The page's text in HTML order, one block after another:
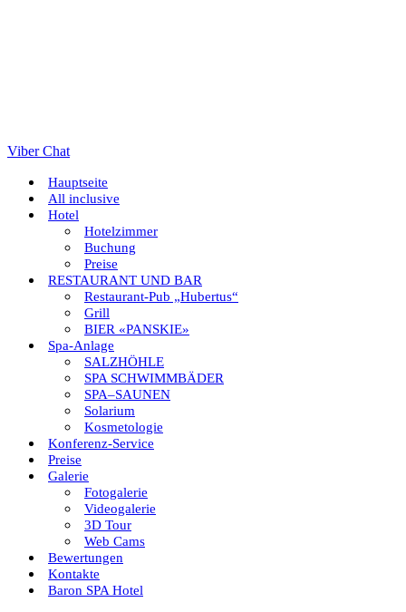
Viber Chat
Hauptseite
All inclusive
Hotel
Hotelzimmer
Buchung
Preise
RESTAURANT UND BAR
Restaurant-Pub „Hubertus“
Grill
BIER «PANSKIE»
Spa-Anlage
SALZHÖHLE
SPA SCHWIMMBÄDER
SPA–SAUNEN
Solarium
Kosmetologie
Konferenz-Service
Preise
Galerie
Fotogalerie
Videogalerie
3D Tour
Web Cams
Bewertungen
Kontakte
Baron SPA Hotel